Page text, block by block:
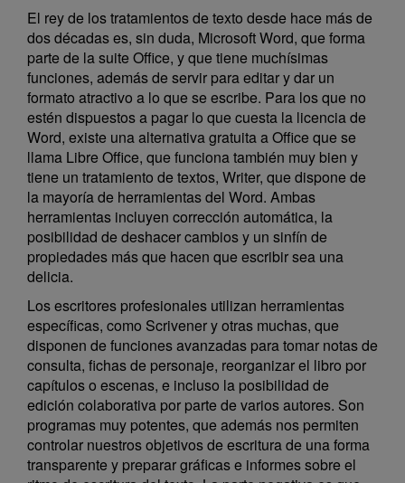
El rey de los tratamientos de texto desde hace más de
dos décadas es, sin duda, Microsoft Word, que forma
parte de la suite Office, y que tiene muchísimas
funciones, además de servir para editar y dar un
formato atractivo a lo que se escribe. Para los que no
estén dispuestos a pagar lo que cuesta la licencia de
Word, existe una alternativa gratuita a Office que se
llama Libre Office, que funciona también muy bien y
tiene un tratamiento de textos, Writer, que dispone de
la mayoría de herramientas del Word. Ambas
herramientas incluyen corrección automática, la
posibilidad de deshacer cambios y un sinfín de
propiedades más que hacen que escribir sea una
delicia.
Los escritores profesionales utilizan herramientas
específicas, como Scrivener y otras muchas, que
disponen de funciones avanzadas para tomar notas de
consulta, fichas de personaje, reorganizar el libro por
capítulos o escenas, e incluso la posibilidad de
edición colaborativa por parte de varios autores. Son
programas muy potentes, que además nos permiten
controlar nuestros objetivos de escritura de una forma
transparente y preparar gráficas e informes sobre el